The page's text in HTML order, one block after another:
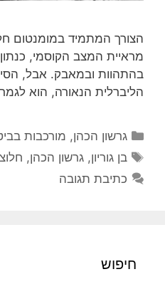
הצורך המתמיד במומנטום
מראיית המצב הקוסמי,
בהתהוות ובמאבק. אבל,
הליברלית הנאורה, הוא
קטגוריות
גרשון הכהן, מורכבות
תגיות
בן גוריון,גרשון הכהן,
כתיבת תגובה
חיפוש